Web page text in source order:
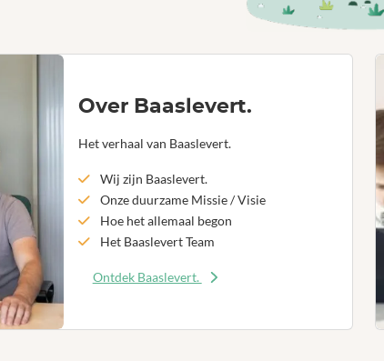
Over Baaslevert.
Het verhaal van Baaslevert.
Wij zijn Baaslevert.
Onze duurzame Missie / Visie
Hoe het allemaal begon
Het Baaslevert Team
Ontdek Baaslevert.